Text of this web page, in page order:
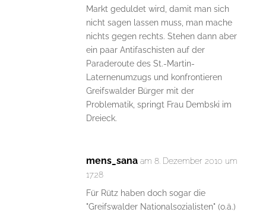
Markt geduldet wird, damit man sich
nicht sagen lassen muss, man mache
nichts gegen rechts. Stehen dann aber
ein paar Antifaschisten auf der
Paraderoute des St.-Martin-
Laternenumzugs und konfrontieren
Greifswalder Bürger mit der
Problematik, springt Frau Dembski im
Dreieck.
mens_sana am 8. Dezember 2010 um
17:28
Für Rütz haben doch sogar die
"Greifswalder Nationalsozialisten" (o.ä.)